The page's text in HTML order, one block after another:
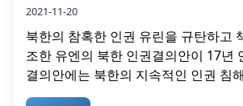
2021-11-20
북한의 참혹한 인권 유린을 규탄하고
조한 유엔의 북한 인권결의안이 17년
결의안에는 북한의 지속적인 인권 침